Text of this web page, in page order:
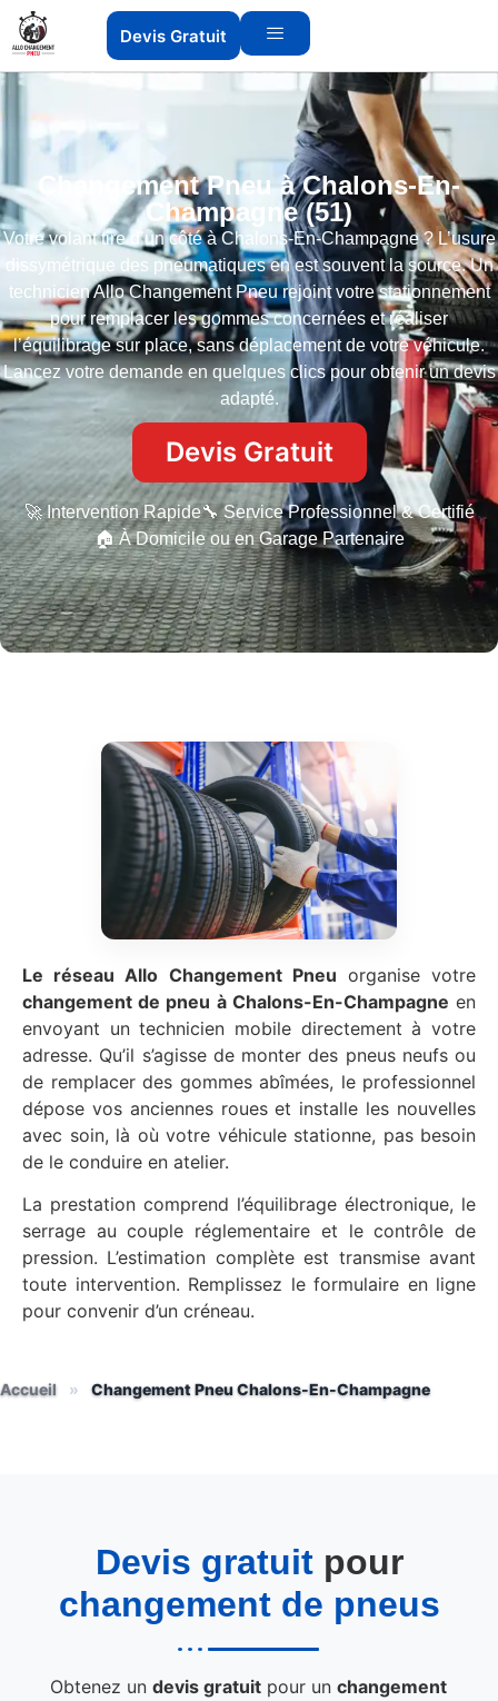
Devis Gratuit
Changement Pneu à Chalons-En-
Champagne (51)
Votre volant tire d’un côté à Chalons-En-Champagne ? L’usure
dissymétrique des pneumatiques en est souvent la source. Un
technicien Allo Changement Pneu rejoint votre stationnement
pour remplacer les gommes concernées et réaliser
l’équilibrage sur place, sans déplacement de votre véhicule.
Lancez votre demande en quelques clics pour obtenir un devis
adapté.
Devis Gratuit
🚀 Intervention Rapide🔧 Service Professionnel & Certifié
🏠 À Domicile ou en Garage Partenaire
Le réseau Allo Changement Pneu organise votre
changement de pneu à Chalons-En-Champagne en
envoyant un technicien mobile directement à votre
adresse. Qu’il s’agisse de monter des pneus neufs ou
de remplacer des gommes abîmées, le professionnel
dépose vos anciennes roues et installe les nouvelles
avec soin, là où votre véhicule stationne, pas besoin
de le conduire en atelier.
La prestation comprend l’équilibrage électronique, le
serrage au couple réglementaire et le contrôle de
pression. L’estimation complète est transmise avant
toute intervention. Remplissez le formulaire en ligne
pour convenir d’un créneau.
Accueil » Changement Pneu Chalons-En-Champagne
Devis gratuitpour
changement de pneus
Obtenez undevis gratuit pour unchangement